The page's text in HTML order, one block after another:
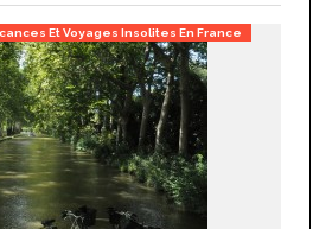
Et Voyages Insolites En France